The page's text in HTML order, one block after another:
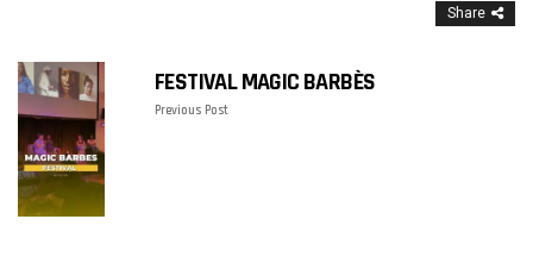
Share
FESTIVAL MAGIC BARBÈS
Previous Post